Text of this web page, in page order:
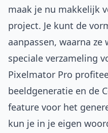
maak je nu makkelijk
project. Je kunt de
aanpassen, waarna
speciale verzameling
Pixelmator Pro
beeldgeneratie en de
feature voor het
kun je in je eigen